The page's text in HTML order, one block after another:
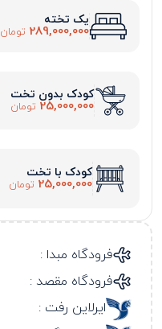
یک تخته
289,000,000 تومان
کودک بدون تخت
25,000,000 تومان
کودک با تخت
25,000,000 تومان
فرودگاه مبدا :
فرودگاه مقصد :
ایرلاین رفت :